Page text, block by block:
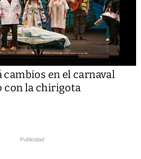
cambios en el carnaval
con la chirigota
Publicidad